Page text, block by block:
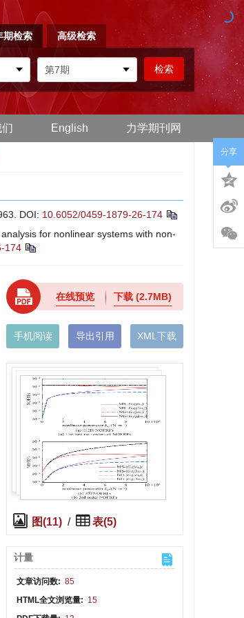
期检索 高级检索
English 力学期刊网
DOI: 10.6052/0459-1879-26-174
for nonlinear systems with non-
174
在线预览 下载(2.7MB)
手机阅读 导出引用 XML下载
图(11) / 表(5)
计量
文章访问数: 85
HTML全文浏览量: 15
分享